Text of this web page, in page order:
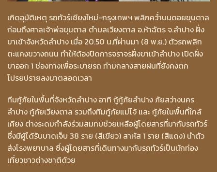
เกิดอุบัติเหตุ รถทัวร์เชียงใหม่-กรุงเทพฯ พลิกคว่ำบนดอยขุนตาล
ก่อนถึงศาลเจ้าพ่อขุนตาล ตำบลเวียงตาล อ.ห้าฉัตร จ.ลำปาง ฝั่ง
ขาเข้าจังหวัดลำปาง เมื่อ 20.50 น.ที่ผ่านมา (8 พ.ย.) ตัวรถพลิก
ตะแคงขวางถนน ทำให้ต้องปิดการจราจรฝั่งขาเข้าลำปาง เปิดฝั่ง
ขาออก 1 ช่องทางเพื่อระบายรถ ท่ามกลางสายฝนที่ยังคงตก
โปรยปรายลงมาตลอดเวลา
ทีมกู้ภัยในพื้นที่จังหวัดลำปาง อาทิ กู้กู้ภัยลำปาง ภัยสว่างนคร
ลำปาง กู้ภัยเวียงตาล รวมถึงทีมกู้ภัยแม่โจ้ และ กู้ภัยในพื้นที่ใกล้
เคียง ต่างระดมกำลังร่วมสมทบช่วยเหลือผู้โดยสารที่มากับรถทัวร์
ซึ่งมีผู้ได้รับบาดเจ็บ 38 ราย (สีเขียว) สาหัส 1 ราย (สีแดง) นำตัว
ส่งโรงพยาบาล ซึ่งผู้โดยสารที่เดินทางมากับรถทัวร์เป็นนักท่อง
เที่ยวชาวต่างชาติด้วย